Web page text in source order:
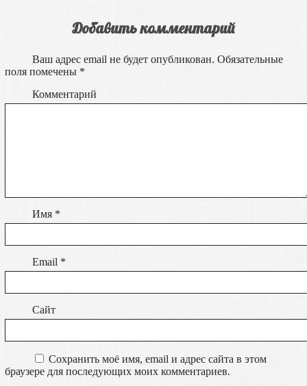
Добавить комментарий
Ваш адрес email не будет опубликован. Обязательные
поля помечены *
Комментарий
Имя *
Email *
Сайт
Сохранить моё имя, email и адрес сайта в этом
браузере для последующих моих комментариев.